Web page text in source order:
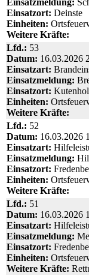
Einsatzmeldung:
Einsatzort: Deinste
Einheiten:
Weitere Kräfte:
Lfd.: 53
Datum: 16.03.2026
Einsatzart:
Einsatzmeldung:
Einsatzort:
Einheiten:
Weitere Kräfte:
Lfd.: 52
Datum: 16.03.2026
Einsatzart:
Einsatzmeldung:
Einsatzort:
Einheiten:
Weitere Kräfte:
Lfd.: 51
Datum: 16.03.2026
Einsatzart:
Einsatzmeldung:
Einsatzort:
Einheiten:
Weitere Kräfte: